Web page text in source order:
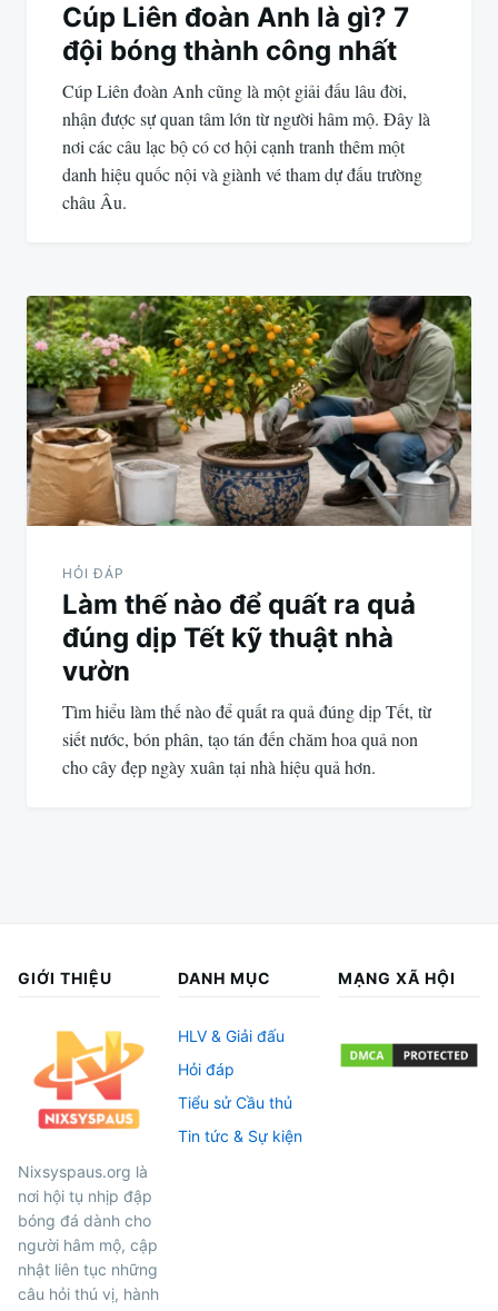
Cúp Liên đoàn Anh là gì? 7
đội bóng thành công nhất
Cúp Liên đoàn Anh cũng là một giải đấu lâu đời,
nhận được sự quan tâm lớn từ người hâm mộ. Đây là
nơi các câu lạc bộ có cơ hội cạnh tranh thêm một
danh hiệu quốc nội và giành vé tham dự đấu trường
châu Âu.
HỎI ĐÁP
Làm thế nào để quất ra quả
đúng dịp Tết kỹ thuật nhà
vườn
Tìm hiểu làm thế nào để quất ra quả đúng dịp Tết, từ
siết nước, bón phân, tạo tán đến chăm hoa quả non
cho cây đẹp ngày xuân tại nhà hiệu quả hơn.
GIỚI THIỆU
Nixsyspaus.org là
nơi hội tụ nhịp đập
bóng đá dành cho
người hâm mộ, cập
nhật liên tục những
câu hỏi thú vị, hành
DANH MỤC
HLV & Giải đấu
Hỏi đáp
Tiểu sử Cầu thủ
Tin tức & Sự kiện
MẠNG XÃ HỘI